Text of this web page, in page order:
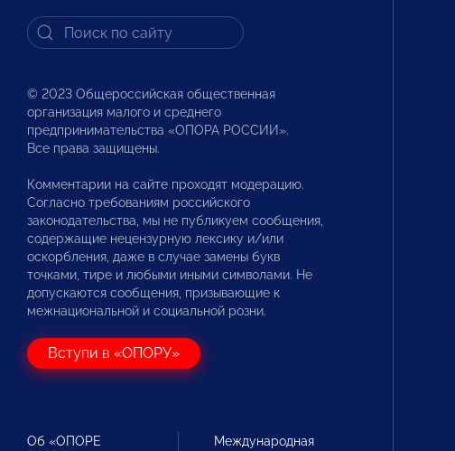
© 2023 Общероссийская общественная
организация малого и среднего
предпринимательства «ОПОРА РОССИИ».
Все права защищены.
Комментарии на сайте проходят модерацию.
Согласно требованиям российского
законодательства, мы не публикуем сообщения,
содержащие нецензурную лексику и/или
оскорбления, даже в случае замены букв
точками, тире и любыми иными символами. Не
допускаются сообщения, призывающие к
межнациональной и социальной розни.
Вступи в «ОПОРУ»
Об «ОПОРЕ
Международная